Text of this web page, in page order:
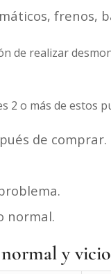
frenos,
de realizar
2 o más de estos
de comprar.
normal.
y